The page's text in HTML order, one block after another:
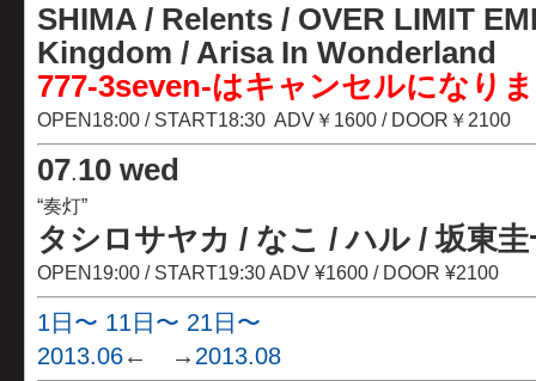
SHIMA / Relents / OVER LIMIT
Kingdom / Arisa In Wonderland
777-3seven-はキャンセルになり
OPEN18:00 / START18:30 ADV￥1600 / DOOR￥2100
07.10 wed
“奏灯”
タシロサヤカ / なこ / ハル / 坂東圭
OPEN19:00 / START19:30ADV ¥1600 / DOOR ¥2100
1日〜 11日〜 21日〜
2013.06← → 2013.08